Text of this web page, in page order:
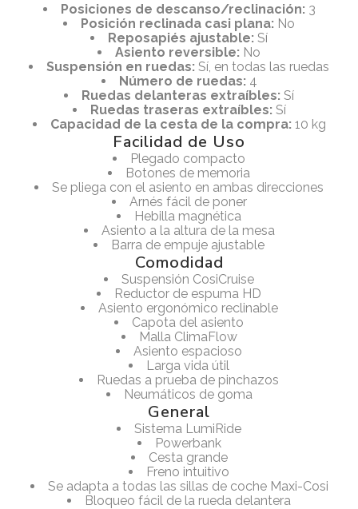
Posiciones de descanso/reclinación:3
Posición reclinada casi plana: No
Reposapiés ajustable: Sí
Asiento reversible: No
Suspensión en ruedas: Sí, en todas las ruedas
Número de ruedas:4
Ruedas delanteras extraíbles: Sí
Ruedas traseras extraíbles:Sí
Capacidad de la cesta de la compra:10 kg
Facilidad de Uso
Plegado compacto
Botones de memoria
Se pliega con el asiento en ambas direcciones
Arnés fácil de poner
Hebilla magnética
Asiento a la altura de la mesa
Barra de empuje ajustable
Comodidad
Suspensión CosiCruise
Reductor de espuma HD
Asiento ergonómico reclinable
Capota del asiento
Malla ClimaFlow
Asiento espacioso
Larga vida útil
Ruedas a prueba de pinchazos
Neumáticos de goma
General
Sistema LumiRide
Powerbank
Cesta grande
Freno intuitivo
Se adapta a todas las sillas de coche Maxi-Cosi
Bloqueo fácil de la rueda delantera